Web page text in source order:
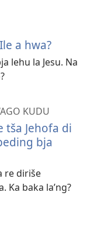
a hwa?
lehu la Jesu. Na
KUDU
tša Jehofa di
bja
re diriše
Ka baka la’ng?